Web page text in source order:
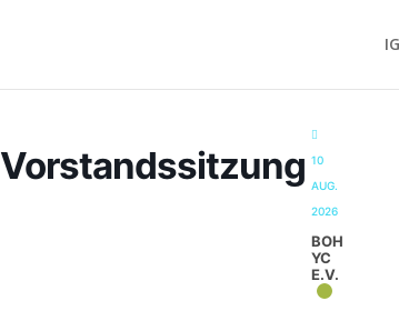
Vorstandssitzung 10
AUG.
2026
BOH
YC
E.V.